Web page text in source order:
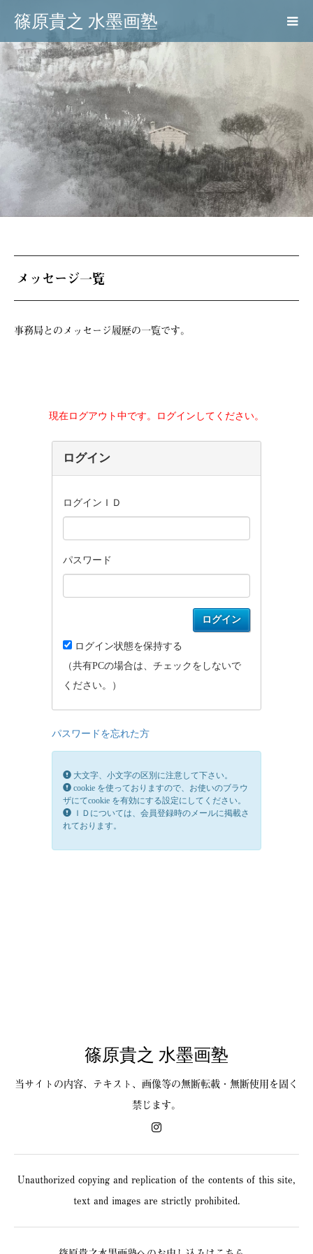
篠原貴之 水墨画塾
メッセージ一覧
事務局とのメッセージ履歴の一覧です。
篠原貴之 水墨画塾
当サイトの内容、テキスト、画像等の無断転載・無断使用を固く
禁じます。
Unauthorized copying and replication of the contents of this site,
text and images are strictly prohibited.